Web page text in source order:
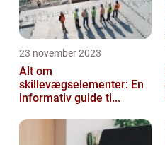
23 november 2023
Alt om
skillevægselementer: En
informativ guide ti...